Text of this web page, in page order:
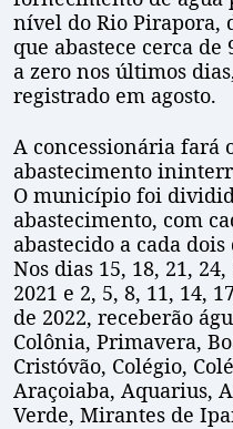
nível do Rio Pirapora,
que abastece cerca de
a zero nos últimos
registrado em agosto.
A concessionária fará
abastecimento
O município foi
abastecimento, com
abastecido a cada dois
Nos dias 15, 18, 21,
2021 e 2, 5, 8, 11, 14,
de 2022, receberão
Colônia, Primavera,
Cristóvão, Colégio,
Araçoiaba, Aquarius,
Verde, Mirantes de